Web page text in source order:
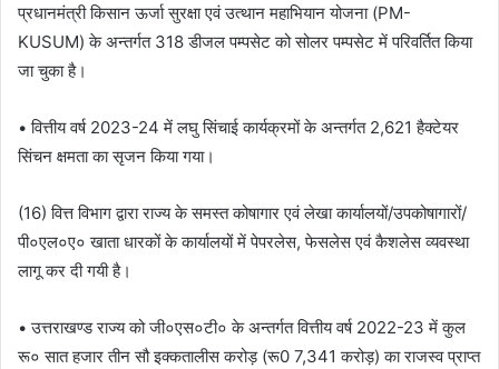
प्रधानमंत्री किसान ऊर्जा सुरक्षा एवं उत्थान महाभियान योजना (PM-
KUSUM) के अन्तर्गत 318 डीजल पम्पसेट को सोलर पम्पसेट में परिवर्तित किया
जा चुका है।
• वित्तीय वर्ष 2023-24 में लघु सिंचाई कार्यक्रमों के अन्तर्गत 2,621 हैक्टेयर
सिंचन क्षमता का सृजन किया गया।
(16) वित्त विभाग द्वारा राज्य के समस्त कोषागार एवं लेखा कार्यालयों/उपकोषागारों/
पी०एल०ए० खाता धारकों के कार्यालयों में पेपरलेस, फेसलेस एवं कैशलेस व्यवस्था
लागू कर दी गयी है।
• उत्तराखण्ड राज्य को जी०एस०टी० के अन्तर्गत वित्तीय वर्ष 2022-23 में कुल
रू० सात हजार तीन सौ इक्कतालीस करोड़ (रू0 7,341 करोड़) का राजस्व प्राप्त